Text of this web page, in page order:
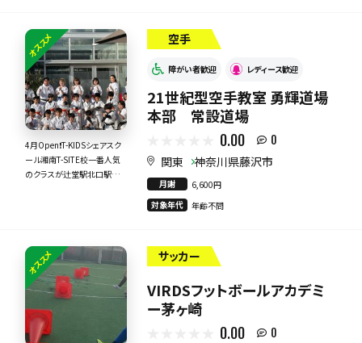
オススメ
4月Open❗️T-KIDSシェアスク
ール湘南T-SITE校一番人気
のクラスが辻堂駅北口駅に
空手
障がい者歓迎 レディース歓迎
21世紀型空手教室 勇輝道場
本部 常設道場
0.00 0
関東 神奈川県藤沢市
月謝
6,600円
対象年代
年齢不問
オススメ サッカー
VIRDSフットボールアカデミ
ー茅ヶ崎
0.00 0